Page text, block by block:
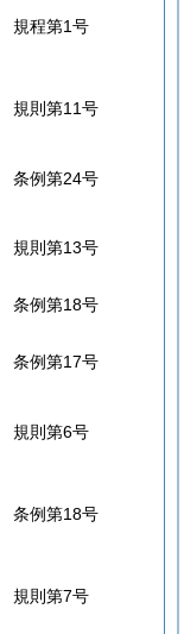
規程第1号
規則第11号
条例第24号
規則第13号
条例第18号
条例第17号
規則第6号
条例第18号
規則第7号